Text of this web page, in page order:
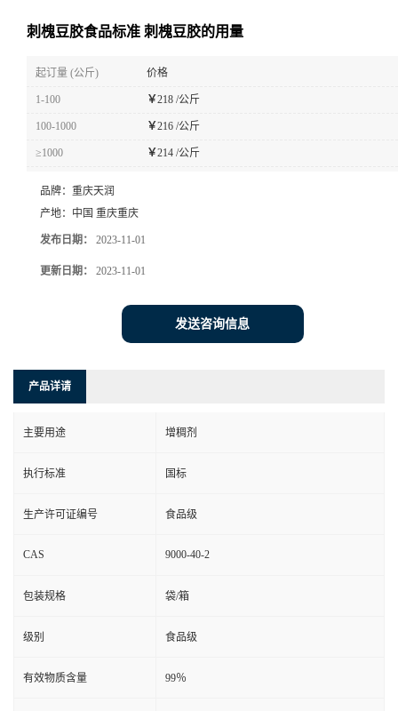
刺槐豆胶食品标准 刺槐豆胶的用量
起订量 (公斤) 价格
1-100 ￥218 /公斤
100-1000 ￥216 /公斤
≥1000 ￥214 /公斤
品牌： 重庆天润
产地： 中国 重庆重庆
发布日期： 2023-11-01
更新日期： 2023-11-01
发送咨询信息
产品详请
主要用途 增稠剂
执行标准 国标
生产许可证编号 食品级
CAS 9000-40-2
包装规格 袋/箱
级别 食品级
有效物质含量 99％